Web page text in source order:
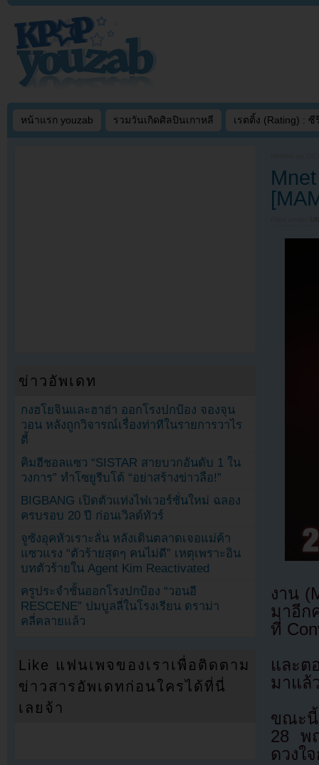
หน้าแรก youzab รวมวันเกิดศิลปินเกาหลี เรตติ้ง (Rating) : ซี
งาน
มาอี
ที่
และต
มาแล้
ขณะนี้
28 พ
ดวงใ
ข่าวอัพเดท
กงฮโยจินและฮาฮ่า ออกโรงปกป้อง จองจุน
วอน หลังถูกวิจารณ์เรื่องท่าทีในรายการวาไร
ตี้
คิมฮีชอลแซว “SISTAR สายบวกอันดับ 1 ใน
วงการ” ทำโซยูรีบโต้ “อย่าสร้างข่าวลือ!”
BIGBANG เปิดตัวแท่งไฟเวอร์ชั่นใหม่ ฉลอง
ครบรอบ 20 ปี ก่อนเวิลด์ทัวร์
จูซังอุคหัวเราะลั่น หลังเดินตลาดเจอแม่ค้า
แซวแรง “ตัวร้ายสุดๆ คนไม่ดี” เหตุเพราะอิน
บทตัวร้ายใน Agent Kim Reactivated
ครูประจำชั้นออกโรงปกป้อง “วอนอี
RESCENE” ปมบูลลี่ในโรงเรียน ดราม่า
คลี่คลายแล้ว
Like แฟนเพจของเราเพื่อติดตาม
ข่าวสารอัพเดทก่อนใครได้ที่นี่
เลยจ้า